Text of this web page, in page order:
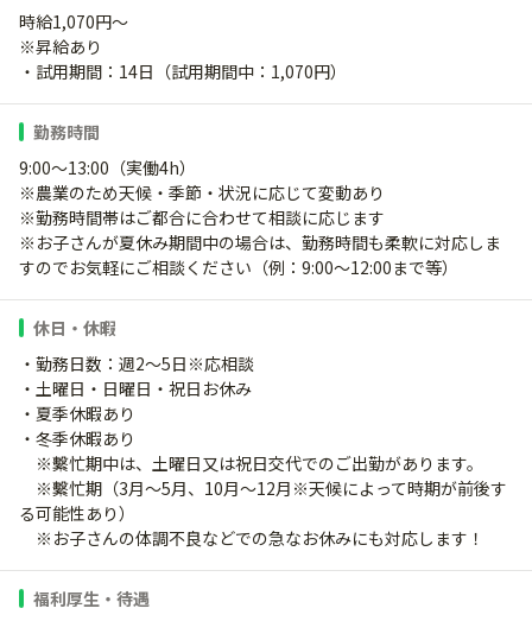
時給1,070円～
※昇給あり
・試用期間：14日（試用期間中：1,070円）
勤務時間
9:00～13:00（実働4h）
※農業のため天候・季節・状況に応じて変動あり
※勤務時間帯はご都合に合わせて相談に応じます
※お子さんが夏休み期間中の場合は、勤務時間も柔軟に対応しま
すのでお気軽にご相談ください（例：9:00～12:00まで等）
休日・休暇
・勤務日数：週2～5日※応相談
・土曜日・日曜日・祝日お休み
・夏季休暇あり
・冬季休暇あり
※繫忙期中は、土曜日又は祝日交代でのご出勤があります。
※繫忙期（3月～5月、10月～12月※天候によって時期が前後す
る可能性あり）
※お子さんの体調不良などでの急なお休みにも対応します！
福利厚生・待遇